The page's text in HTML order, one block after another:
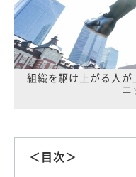
組織を駆け上がる人
ニ
＜目次＞